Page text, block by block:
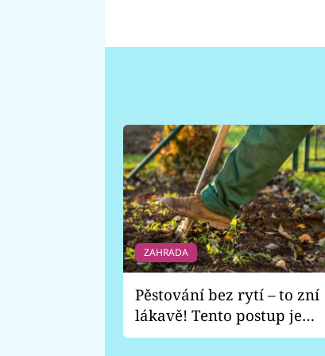
ZAHRADA
Pěstování bez rytí – to zní
lákavě! Tento postup je
vhodný jen pro některé